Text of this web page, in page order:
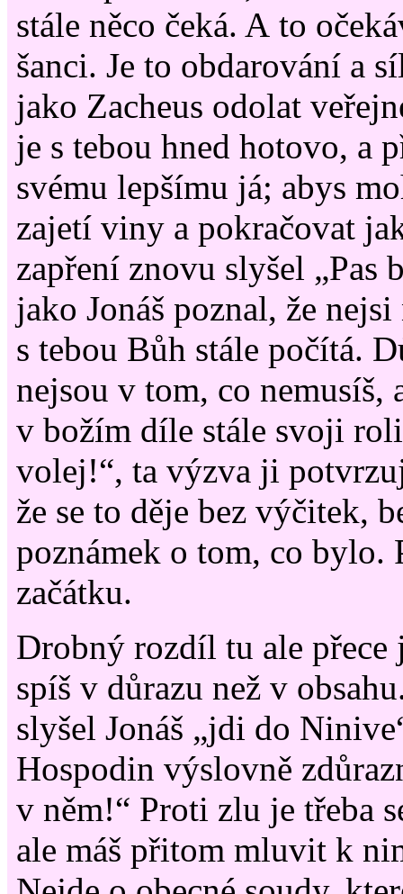
stále něco čeká. A to
šanci. Je to obdarování a
jako Zacheus odolat
je s tebou hned hotovo, a
svému lepšímu já; abys
zajetí viny a pokračovat
zapření znovu slyšel „Pas
jako Jonáš poznal, že nejsi
s tebou Bůh stále počítá.
nejsou v tom, co nemusíš,
v božím díle stále svoji
volej!“, ta výzva ji
že se to děje bez výčitek,
poznámek o tom, co bylo.
začátku.
Drobný rozdíl tu ale přece
spíš v důrazu než v
slyšel Jonáš „jdi do
Hospodin výslovně
v něm!“ Proti zlu je třeba
ale máš přitom mluvit k